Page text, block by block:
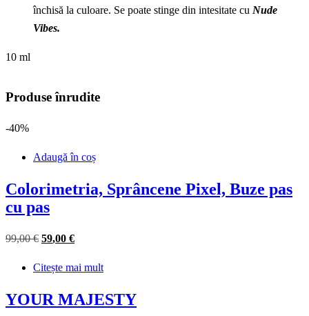
închisă la culoare. Se poate stinge din intesitate cu Nude
Vibes.
10 ml
Produse înrudite
-40%
Adaugă în coș
Colorimetria, Sprâncene Pixel, Buze pas
cu pas
99,00 € Prețul
a
fost:
99,00 €.
59,00 €Prețul
este:
59,00 €.
Citește mai mult
YOUR MAJESTY